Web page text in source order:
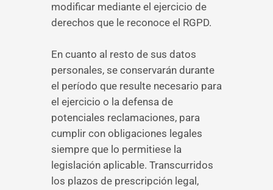
modificar mediante el ejercicio de
derechos que le reconoce el RGPD.
En cuanto al resto de sus datos
personales, se conservarán durante
el período que resulte necesario para
el ejercicio o la defensa de
potenciales reclamaciones, para
cumplir con obligaciones legales
siempre que lo permitiese la
legislación aplicable. Transcurridos
los plazos de prescripción legal,